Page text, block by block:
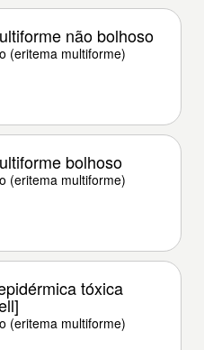
não bolhoso
(eritema multiforme)
bolhoso
(eritema multiforme)
tóxica
(eritema multiforme)